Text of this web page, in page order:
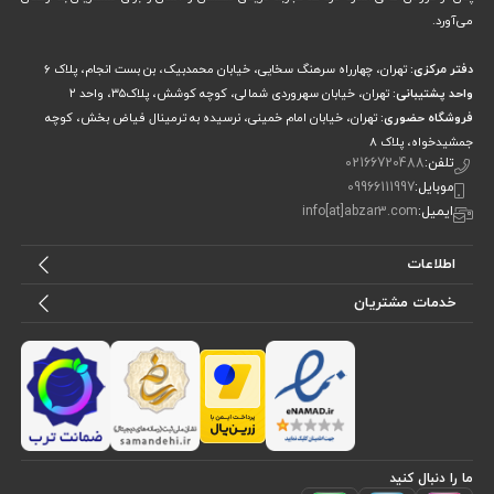
سایز سه نظام
گشتاور 25N.m
می‌آورد.
دفتر مرکزی:تهران، چهارراه سرهنگ سخایی، خیابان محمدبیک، بن بست انجام، پلاک 6
واحد پشتیبانی:تهران، خیابان سهروردی شمالی، کوچه کوشش، پلاک۳۵، واحد ۲
فروشگاه حضوری:تهران، خیابان امام خمینی، نرسیده به ترمینال فیاض بخش، کوچه
جمشیدخواه، پلاک ۸
تلفن:02166720488
موبایل:09966111997
ایمیل:info[at]abzar3.com
اطلاعات
خدمات مشتریان
ما را دنبال کنید